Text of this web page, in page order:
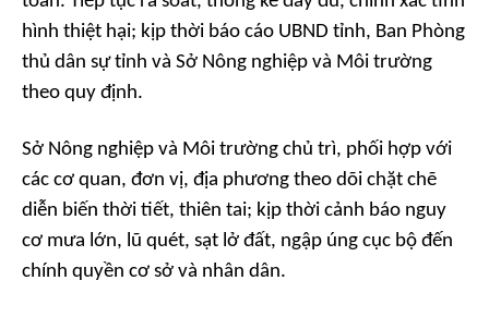
hình thiệt hại; kịp thời báo cáo UBND tỉnh, Ban Phòng
thủ dân sự tỉnh và Sở Nông nghiệp và Môi trường
theo quy định.
Sở Nông nghiệp và Môi trường chủ trì, phối hợp với
các cơ quan, đơn vị, địa phương theo dõi chặt chẽ
diễn biến thời tiết, thiên tai; kịp thời cảnh báo nguy
cơ mưa lớn, lũ quét, sạt lở đất, ngập úng cục bộ đến
chính quyền cơ sở và nhân dân.